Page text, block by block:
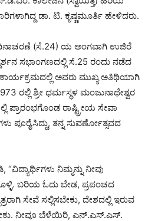
ಡಾ. ಟಿ. ಕೃಷ್ಣಮೂರ್ತಿ ಹೇಳಿದರು.
(ಸೆ.24) ಯ ಅಂಗವಾಗಿ ಉಜಿರೆ
ಸಭಾಂಗಣದಲ್ಲಿ ಸೆ.25 ರಂದು ನಡೆದ
ಅವರು ಮುಖ್ಯ ಅತಿಥಿಯಾಗಿ
ರಲ್ಲಿ ಶ್ರೀ ಧರ್ಮಸ್ಥಳ ಮಂಜುನಾಥೇಶ್ವರ
ಪ್ರಾರಂಭಗೊಂಡ ರಾಷ್ಟ್ರೀಯ ಸೇವಾ
ಪೂರೈಸಿದ್ದು, ತನ್ನ ಸುವರ್ಣೋತ್ಸವದ
ನಿಮ್ಮನ್ನು ನೀವು
ಬರಿಯ ಓದು ಬೇಡ, ಪ್ರಪಂಚದ
ಸೇವೆ ಸಲ್ಲಿಸಬೇಕು, ದೇಶದಲ್ಲಿ ಇರುವ
ನೀವೂ ಬೆಳೆಯಿರಿ, ಎನ್.ಎಸ್.ಎಸ್.